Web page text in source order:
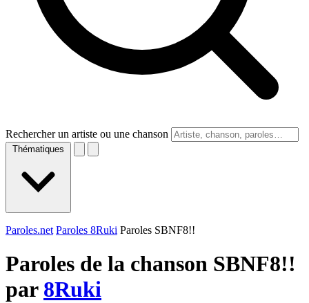
Rechercher un artiste ou une chanson
Thématiques
Paroles.net Paroles 8Ruki Paroles SBNF8!!
Paroles de la chanson SBNF8!!
par 8Ruki